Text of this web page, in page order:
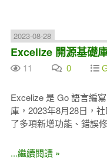
2023-08-28
Excelize 開源基礎
11 0
Excelize 是 Go 語言編
庫，2023年8月28日，
了多項新增功能、錯誤
...繼續閱讀 »